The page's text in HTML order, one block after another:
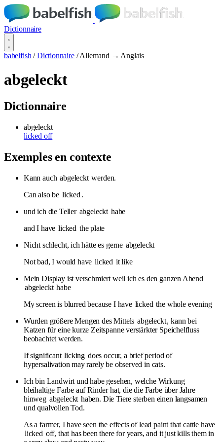
Dictionnaire
babelfish / Dictionnaire / Allemand → Anglais
abgeleckt
Dictionnaire
abgeleckt
licked off
Exemples en contexte
Kann auch abgeleckt werden.
Can also be licked .
und ich die Teller abgeleckt habe
and I have licked the plate
Nicht schlecht, ich hätte es gerne abgeleckt
Not bad, I would have licked it like
Mein Display ist verschmiert weil ich es den ganzen Abend
abgeleckt habe
My screen is blurred because I have licked the whole evening
Wurden größere Mengen des Mittels abgeleckt, kann bei
Katzen für eine kurze Zeitspanne verstärkter Speichelfluss
beobachtet werden.
If significant licking does occur, a brief period of
hypersalivation may rarely be observed in cats.
Ich bin Landwirt und habe gesehen, welche Wirkung
bleihaltige Farbe auf Rinder hat, die die Farbe über Jahre
hinweg abgeleckt haben. Die Tiere sterben einen langsamen
und qualvollen Tod.
As a farmer, I have seen the effects of lead paint that cattle have
licked off, that has been there for years, and it just kills them in